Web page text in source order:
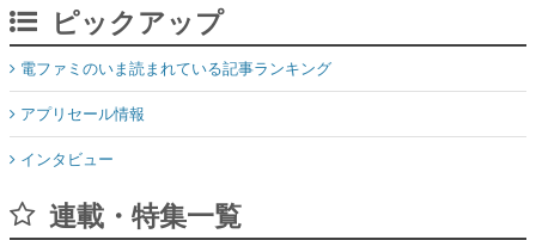
ピックアップ
電ファミのいま読まれている記事ランキング
アプリセール情報
インタビュー
連載・特集一覧